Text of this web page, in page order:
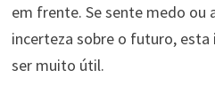
em frente. Se sente medo ou
incerteza sobre o futuro,
ser muito útil.